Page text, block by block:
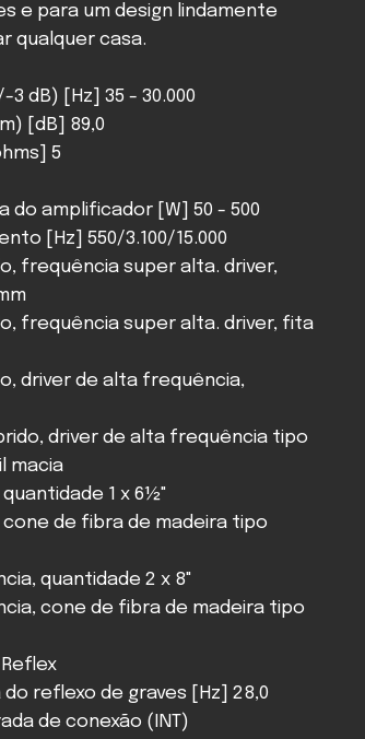
e para um design lindamente
qualquer casa.
dB) [Hz] 35 - 30.000
[dB] 89,0
5
do amplificador [W] 50 - 500
[Hz] 550/3.100/15.000
frequência super alta. driver,
frequência super alta. driver, fita
driver de alta frequência,
driver de alta frequência tipo
macia
1 x 6½"
de fibra de madeira tipo
quantidade 2 x 8"
cone de fibra de madeira tipo
reflexo de graves [Hz] 28,0
de conexão (INT)